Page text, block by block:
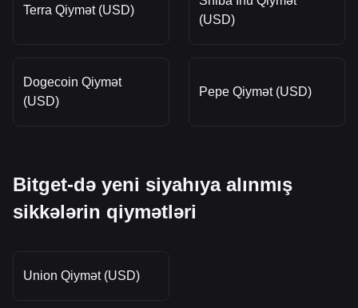
Terra Qiymət (USD)
(USD)
Dogecoin Qiymət
(USD)
Pepe Qiymət (USD)
Bitget-də yeni siyahıya alınmış
sikkələrin qiymətləri
Union Qiymət (USD)